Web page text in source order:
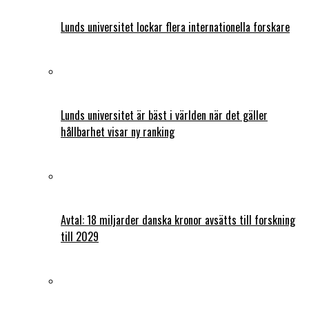
Lunds universitet lockar flera internationella forskare
Lunds universitet är bäst i världen när det gäller
hållbarhet visar ny ranking
Avtal: 18 miljarder danska kronor avsätts till forskning
till 2029